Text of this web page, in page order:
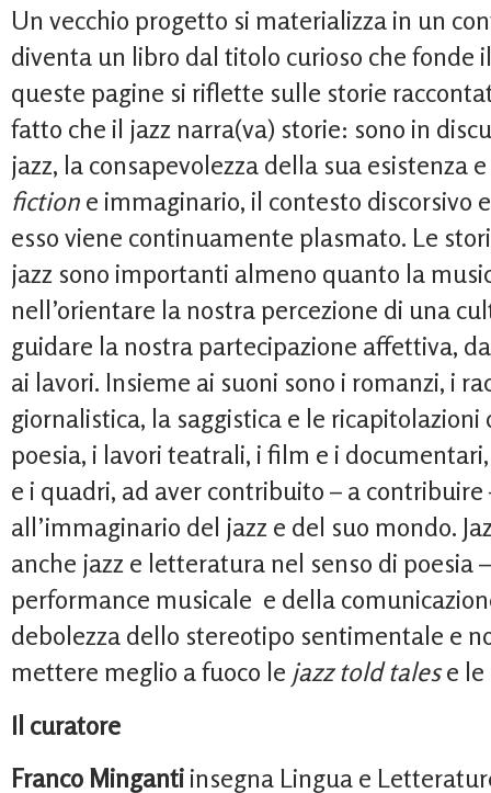
Un vecchio progetto si materializza in un
diventa un libro dal titolo curioso che fonde
queste pagine si riflette sulle storie
fatto che il jazz narra(va) storie: sono in
jazz, la consapevolezza della sua esistenza
fiction e immaginario, il contesto discorsivo
esso viene continuamente plasmato. Le
jazz sono importanti almeno quanto la
nell’orientare la nostra percezione di una
guidare la nostra partecipazione affettiva,
ai lavori. Insieme ai suoni sono i romanzi, i
giornalistica, la saggistica e le
poesia, i lavori teatrali, i film e i
e i quadri, ad aver contribuito – a contribuire
all’immaginario del jazz e del suo mondo.
anche jazz e letteratura nel senso di poesia
performance musicale e della
debolezza dello stereotipo sentimentale e
mettere meglio a fuoco le jazz told talese le
Il curatore
Franco Minganti insegna Lingua e